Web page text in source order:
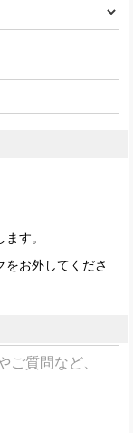
す。
お外してくださ